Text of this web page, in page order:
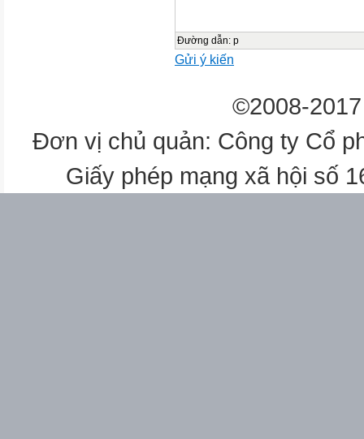
Đường dẫn: p
Gửi ý kiến
©2008-
Đơn vị chủ quản: Công ty Cổ
Giấy phép mạng xã hội số